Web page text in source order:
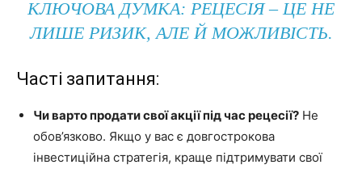
КЛЮЧОВА ДУМКА: РЕЦЕСІЯ – ЦЕ НЕ
ЛИШЕ РИЗИК, АЛЕ Й МОЖЛИВІСТЬ.
Часті запитання:
Чи варто продати свої акції під час рецесії? Не
обов’язково. Якщо у вас є довгострокова
інвестиційна стратегія, краще підтримувати свої